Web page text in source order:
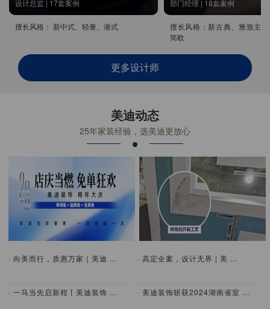
设计总监 | 17套案例
擅长风格： 新中式、轻奢、港式
部门经理 | 18套案例
擅长风格：新古典、雅致主
简欧
更多设计师
美迪动态
25年家装经验，选美迪更放心
· 向美而行，质惠万家｜美迪 ...
· 一马当先启新程丨美迪装饰 ...
· 高定全案，设计无界 | 美 ...
· 美迪装饰斩获2024湖南省室 ...